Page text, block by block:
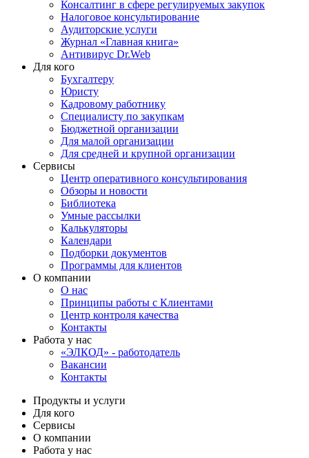
Консалтинг в сфере регулируемых закупок
Налоговое консультирование
Аудиторские услуги
Журнал «Главная книга»
Антивирус Dr.Web
Для кого
Бухгалтеру
Юристу
Кадровому работнику
Специалисту по закупкам
Бюджетной организации
Для малой организации
Для средней и крупной организации
Сервисы
Центр оперативного консультирования
Обзоры и новости
Библиотека
Умные рассылки
Калькуляторы
Календари
Подборки документов
Программы для клиентов
О компании
О нас
Принципы работы с Клиентами
Центр контроля качества
Контакты
Работа у нас
«ЭЛКОД» - работодатель
Вакансии
Контакты
Продукты и услуги
Для кого
Сервисы
О компании
Работа у нас